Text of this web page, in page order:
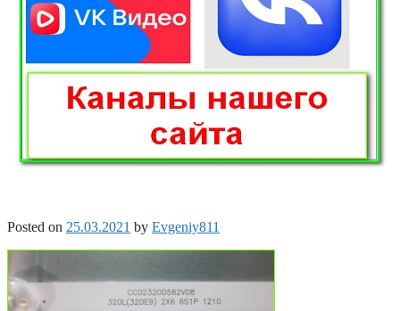
Posted on 25.03.2021 by Evgeniy811